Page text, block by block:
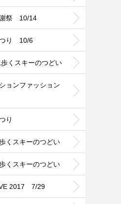
謝祭 10/14
つり 10/6
くスキーのつどい
ョンファッション
り
くスキーのつどい
くスキーのつどい
2017 7/29